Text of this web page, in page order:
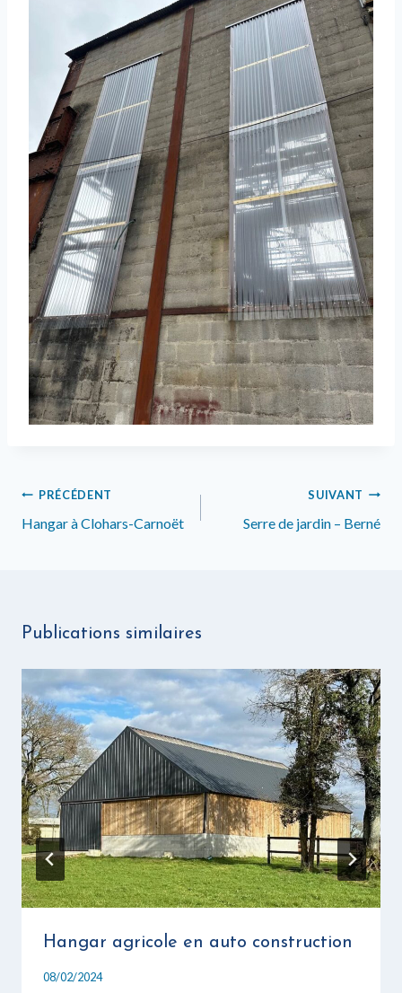
Navigation
de
PRÉCÉDENT
Hangar à Clohars-Carnoët
SUIVANT
Serre de jardin – Berné
Publications similaires
Hangar agricole en auto construction
08/02/2024